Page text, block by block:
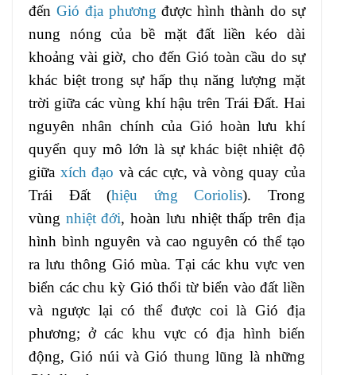
đến Gió địa phương được hình thành do sự
nung nóng của bề mặt đất liền kéo dài
khoảng vài giờ, cho đến Gió toàn cầu do sự
khác biệt trong sự hấp thụ năng lượng mặt
trời giữa các vùng khí hậu trên Trái Đất. Hai
nguyên nhân chính của Gió hoàn lưu khí
quyển quy mô lớn là sự khác biệt nhiệt độ
giữa xích đạo và các cực, và vòng quay của
Trái Đất (hiệu ứng Coriolis). Trong
vùng nhiệt đới, hoàn lưu nhiệt thấp trên địa
hình bình nguyên và cao nguyên có thể tạo
ra lưu thông Gió mùa. Tại các khu vực ven
biển các chu kỳ Gió thổi từ biển vào đất liền
và ngược lại có thể được coi là Gió địa
phương; ở các khu vực có địa hình biến
động, Gió núi và Gió thung lũng là những